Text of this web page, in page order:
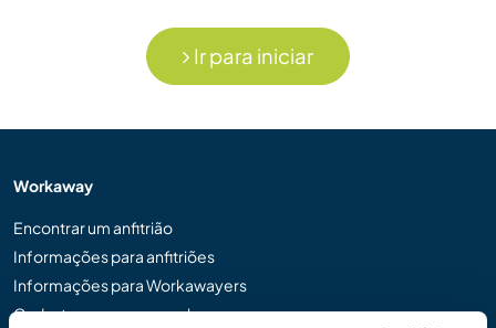
Ir para iniciar
Workaway
Encontrar um anfitrião
Informações para anfitriões
Informações para Workawayers
Cadastrar-se como workawayer